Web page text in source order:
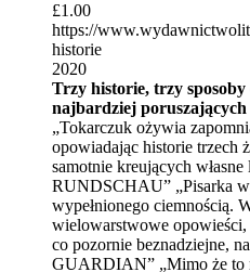
£1.00
https://
historie
2020
Trzy historie, trzy
najbardziej
„Tokarczuk ożywia
opowiadając historie
samotnie kreujących
RUNDSCHAU” „Pisarka
wypełnionego ciemnością.
wielowarstwowe
co pozornie beznadziejne,
GUARDIAN” „Mimo że to